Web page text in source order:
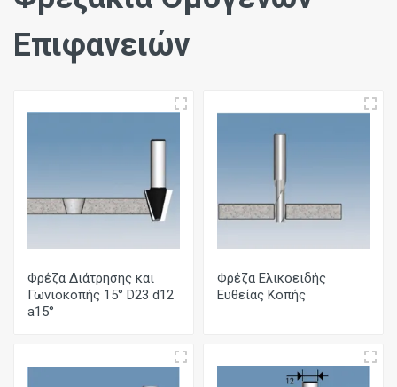
Επιφανειών
Φρέζα Διάτρησης και
Γωνιοκοπής 15° D23 d12
a15°
Φρέζα Ελικοειδής
Ευθείας Κοπής